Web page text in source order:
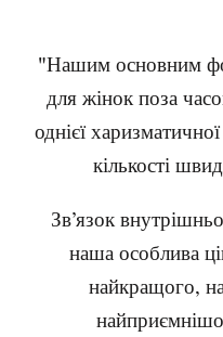
"Нашим основним
для жінок поза
однієї
кількості
Зв’язок
наша особлива
найкращого,